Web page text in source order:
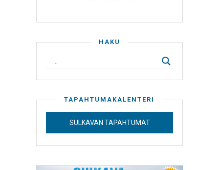
HAKU
TAPAHTUMAKALENTERI
SULKAVAN TAPAHTUMAT